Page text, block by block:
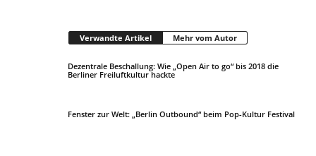
Verwandte Artikel Mehr vom Autor
Dezentrale Beschallung: Wie „Open Air to go“ bis 2018 die
Berliner Freiluftkultur hackte
Fenster zur Welt: „Berlin Outbound“ beim Pop-Kultur Festival